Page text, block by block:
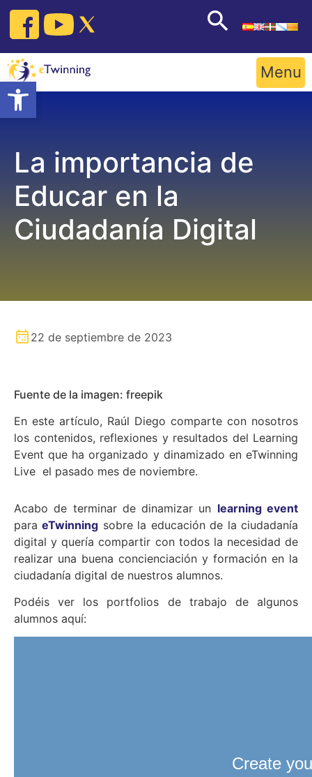
Open toolbar
Skip
content
Menu
La importancia de
Educar en la
Ciudadanía Digital
22 de septiembre de 2023
Fuente de la imagen: freepik
En este artículo, Raúl Diego comparte con nosotros
los contenidos, reflexiones y resultados del Learning
Event que ha organizado y dinamizado en eTwinning
Live el pasado mes de noviembre.
Acabo de terminar de dinamizar un learning event
paraeTwinning sobre la educación de la ciudadanía
digital y quería compartir con todos la necesidad de
realizar una buena concienciación y formación en la
ciudadanía digital de nuestros alumnos.
Podéis ver los portfolios de trabajo de algunos
alumnos aquí: